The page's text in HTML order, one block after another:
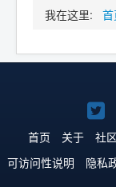
我在这里: 首
主
页
首页 关于 社区
可访问性说明
隐私